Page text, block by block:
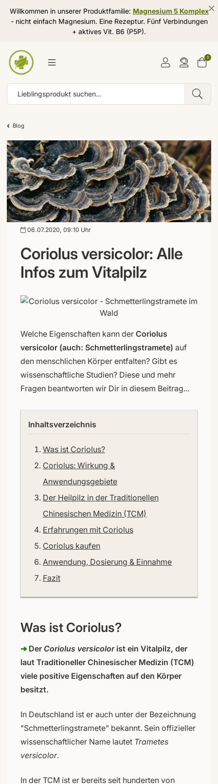
Willkommen in unserer Produktfamilie: Magnesium 5 Komplex
- nicht einfach Magnesium. Eine Rezeptur. Fünf Verbindungen
+ aktives Vit. B6 (P5P).
0
Blog
Coriolus versicolor: Alle
Infos zum Vitalpilz
06.07.2020, 09:10 Uhr
Welche Eigenschaften kann der Coriolus
versicolor (auch: Schmetterlingstramete) auf
den menschlichen Körper entfalten? Gibt es
wissenschaftliche Studien? Diese und mehr
Fragen beantworten wir Dir in diesem Beitrag...
Inhaltsverzeichnis
Was ist Coriolus?
Coriolus: Wirkung &
Anwendungsgebiete
Der Heilpilz in der Traditionellen
Chinesischen Medizin (TCM)
Erfahrungen mit Coriolus
Coriolus kaufen
Anwendung, Dosierung & Einnahme
Fazit
Was ist Coriolus?
➔Der Coriolus versicolorist ein Vitalpilz, der
laut Traditioneller Chinesischer Medizin (TCM)
viele positive Eigenschaften auf den Körper
besitzt.
In Deutschland ist er auch unter der Bezeichnung
"Schmetterlingstramete" bekannt. Sein offizieller
wissenschaftlicher Name lautet Trametes
versicolor.
In der TCM ist er bereits seit hunderten von